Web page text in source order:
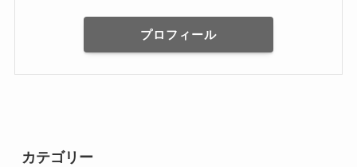
プロフィール
カテゴリー